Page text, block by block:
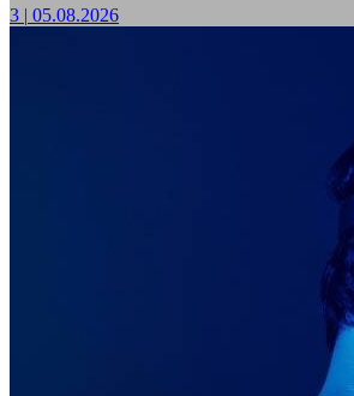
3 | 05.08.2026